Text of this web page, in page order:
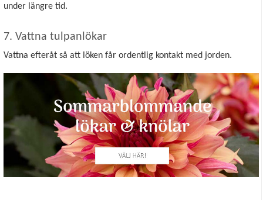
under längre tid.
7. Vattna tulpanlökar
Vattna efteråt så att löken får ordentlig kontakt med jorden.